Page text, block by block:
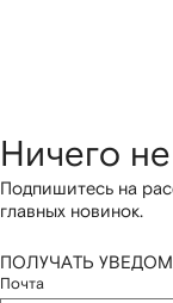
Ничего
Подпишитесь на
главных новинок.
ПОЛУЧАТЬ
Почта